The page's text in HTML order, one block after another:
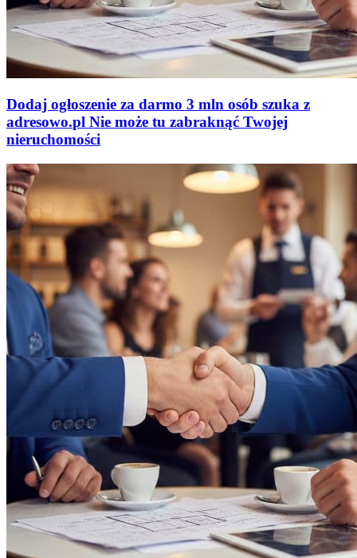
Dodaj ogłoszenie za darmo 3 mln osób szuka z
adresowo.pl Nie może tu zabraknąć Twojej
nieruchomości